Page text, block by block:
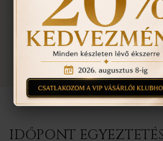
TOVÁBBI
IDŐPONT